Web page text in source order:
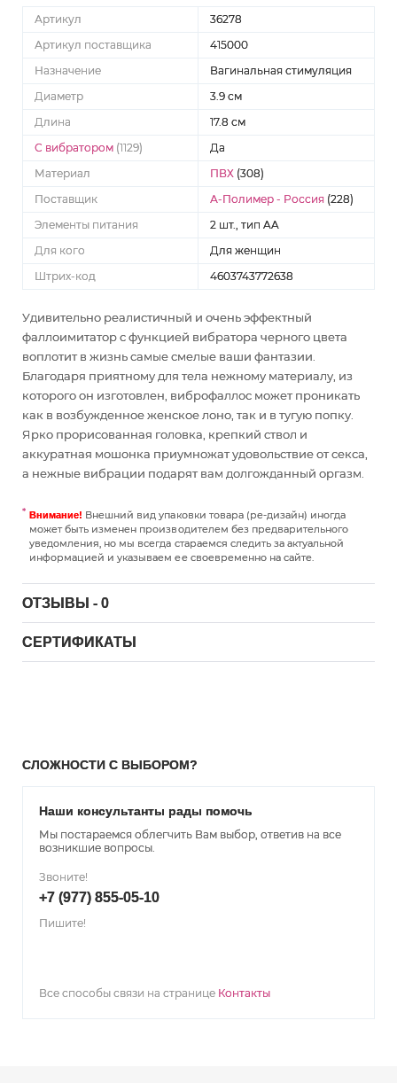
Артикул
36278
Артикул поставщика
415000
Назначение
Вагинальная стимуляция
Диаметр
3.9 см
Длина
17.8 см
С вибратором (1129)
Да
Материал
ПВХ (308)
Поставщик
А-Полимер - Россия (228)
Элементы питания
2 шт., тип AA
Для кого
Для женщин
Штрих-код
4603743772638
Удивительно реалистичный и очень эффектный
фаллоимитатор с функцией вибратора черного цвета
воплотит в жизнь самые смелые ваши фантазии.
Благодаря приятному для тела нежному материалу, из
которого он изготовлен, виброфаллос может проникать
как в возбужденное женское лоно, так и в тугую попку.
Ярко прорисованная головка, крепкий ствол и
аккуратная мошонка приумножат удовольствие от секса,
а нежные вибрации подарят вам долгожданный оргазм.
Внимание! Внешний вид упаковки товара (ре-дизайн) иногда
может быть изменен производителем без предварительного
уведомления, но мы всегда стараемся следить за актуальной
информацией и указываем ее своевременно на сайте.
ОТЗЫВЫ - 0
СЕРТИФИКАТЫ
СЛОЖНОСТИ С ВЫБОРОМ?
Наши консультанты рады помочь
Мы постараемся облегчить Вам выбор, ответив на все
возникшие вопросы.
Звоните!
+7 (977) 855-05-10
Пишите!
Все способы связи на странице Контакты